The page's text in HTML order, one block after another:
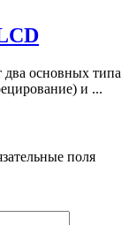
основных типа
и ...
поля